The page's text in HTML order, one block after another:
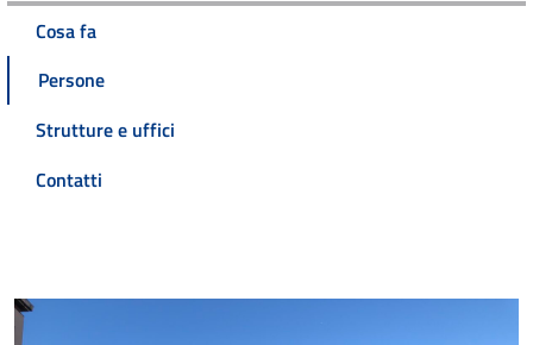
Cosa fa
Persone
Strutture e uffici
Contatti